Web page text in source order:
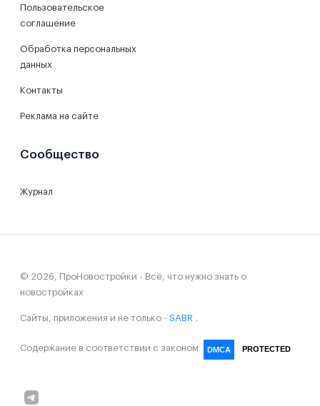
Пользовательское
соглашение
Обработка персональных
данных
Контакты
Реклама на сайте
Сообщество
Журнал
© 2026, ПроНовостройки - Всё, что нужно знать о
новостройках
Сайты, приложения и не только - SABR
Содержание в соответствии с законом DMCA PROTECTED